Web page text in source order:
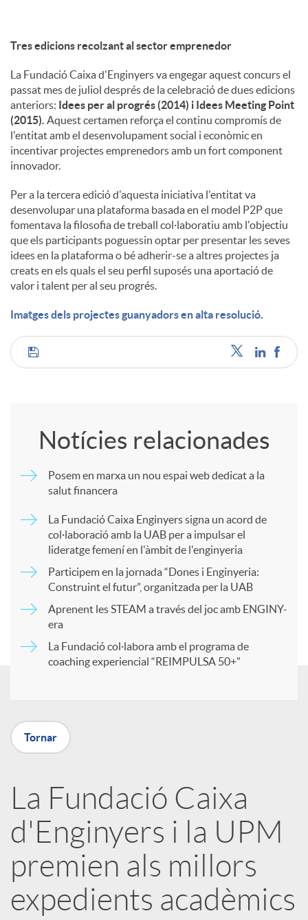
Tres edicions recolzant al sector emprenedor
La Fundació Caixa d'Enginyers va engegar aquest concurs el
passat mes de juliol després de la celebració de dues edicions
anteriors: Idees per al progrés (2014) i Idees Meeting Point
(2015). Aquest certamen reforça el continu compromís de
l'entitat amb el desenvolupament social i econòmic en
incentivar projectes emprenedors amb un fort component
innovador.
Per a la tercera edició d'aquesta iniciativa l'entitat va
desenvolupar una plataforma basada en el model P2P que
fomentava la filosofia de treball col·laboratiu amb l'objectiu
que els participants poguessin optar per presentar les seves
idees en la plataforma o bé adherir-se a altres projectes ja
creats en els quals el seu perfil suposés una aportació de
valor i talent per al seu progrés.
Imatges dels projectes guanyadors en alta resolució.
C
m
t
r
X
a
r
Notícies relacionades
Posem en marxa un nou espai web dedicat a la
salut financera
La Fundació Caixa Enginyers signa un acord de
col·laboració amb la UAB per a impulsar el
lideratge femení en l'àmbit de l'enginyeria
Participem en la jornada “Dones i Enginyeria:
Construint el futur”, organitzada per la UAB
Aprenent les STEAM a través del joc amb ENGINY-
era
La Fundació col·labora amb el programa de
coaching experiencial “REIMPULSA 50+”
Tornar
La Fundació Caixa
d'Enginyers i la UPM
premien als millors
expedients acadèmics